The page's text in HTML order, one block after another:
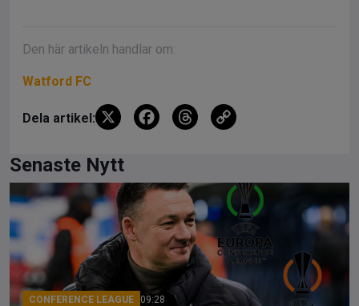
Den här artikeln handlar om:
Watford FC
Dela artikel: X
F
b
o
o
k
T
a
d
s
Li
n
k
Senaste Nytt
CONFERENCE LEAGUE 09:28